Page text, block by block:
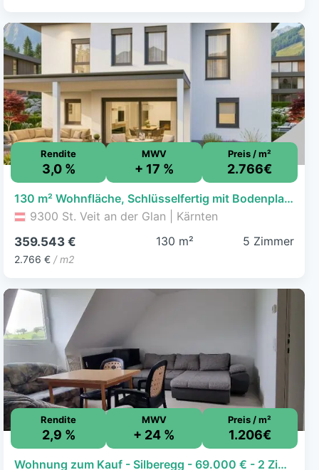
Rendite
3,0 %
MWV
+ 17 %
Preis / m²
2.766€
130 m² Wohnfläche, Schlüsselfertig mit Bodenplatte € 359.543,-- Fixpreisgarantie !!!
9300 St. Veit an der Glan | Kärnten
359.543 €
2.766 € / m2
130 m² 5 Zimmer
Rendite
2,9 %
MWV
+ 24 %
Preis / m²
1.206€
Wohnung zum Kauf - Silberegg - 69.000 € - 2 Zimmer, 57,2 m², 2. Geschoss